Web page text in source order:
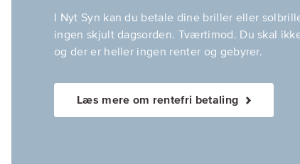
I Nyt Syn kan du betale dine briller eller
ingen skjult dagsorden. Tværtimod. Du skal
og der er heller ingen renter og gebyrer.
Læs mere om rentefri betaling